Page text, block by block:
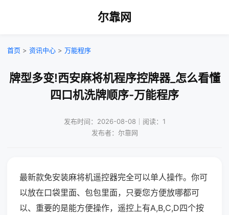
尔靠网
首页 > 资讯中心 > 万能程序
牌型多变!西安麻将机程序控牌器_怎么看懂
四口机洗牌顺序-万能程序
发布时间：2026-08-08｜阅读：1
发布者：尔靠网
最新款免安装麻将机遥控器完全可以单人操作。你可
以放在口袋里面、包包里面，只要您方便放哪都可
以、重要的是能方便操作，遥控上有A,B,C,D四个按